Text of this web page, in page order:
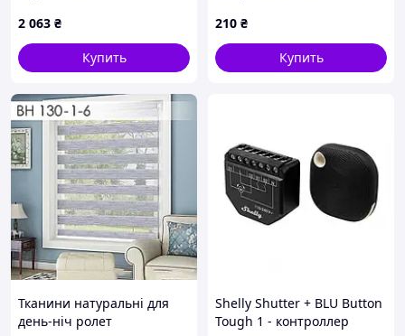
Оранжевая
2 063 ₴
Купить
210 ₴
Купить
Тканини натуральні для
день-ніч ролет
Shelly Shutter + BLU Button
Tough 1 - контроллер